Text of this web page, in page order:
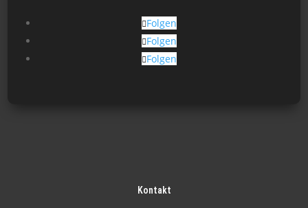
Folgen
Folgen
Folgen
Kontakt